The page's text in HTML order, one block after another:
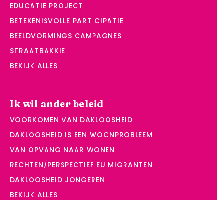
EDUCATIE PROJECT
BETEKENISVOLLE PARTICIPATIE
BEELDVORMINGS CAMPAGNES
STRAATBAKKIE
BEKIJK ALLES
Ik wil ander beleid
VOORKOMEN VAN DAKLOOSHEID
DAKLOOSHEID IS EEN WOONPROBLEEM
VAN OPVANG NAAR WONEN
RECHTEN/PERSPECTIEF EU MIGRANTEN
DAKLOOSHEID JONGEREN
BEKIJK ALLES